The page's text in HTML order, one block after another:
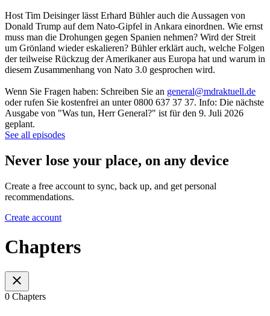
Host Tim Deisinger lässt Erhard Bühler auch die Aussagen von
Donald Trump auf dem Nato-Gipfel in Ankara einordnen. Wie ernst
muss man die Drohungen gegen Spanien nehmen? Wird der Streit
um Grönland wieder eskalieren? Bühler erklärt auch, welche Folgen
der teilweise Rückzug der Amerikaner aus Europa hat und warum in
diesem Zusammenhang von Nato 3.0 gesprochen wird.
Wenn Sie Fragen haben: Schreiben Sie an general@mdraktuell.de
oder rufen Sie kostenfrei an unter 0800 637 37 37. Info: Die nächste
Ausgabe von "Was tun, Herr General?" ist für den 9. Juli 2026
geplant.
See all episodes
Never lose your place, on any device
Create a free account to sync, back up, and get personal
recommendations.
Create account
Chapters
0 Chapters